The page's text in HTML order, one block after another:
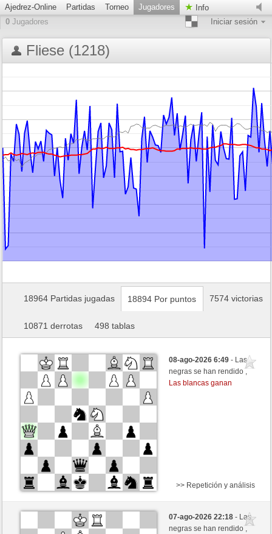
Ajedrez-Online Partidas Torneo Jugadores
Info
0 Jugadores Iniciar sesión
Fliese (1218)
18964 Partidas jugadas 18894 Por puntos 7574 victorias
10871 derrotas 498 tablas
08-ago-2026 6:49- Las
negras se han rendido ,
Las blancas ganan
Blancas
tanstein (1287) (+13)
Fliese (1231) (-13)
>> Repetición y análisis
07-ago-2026 22:18- Las
negras se han rendido ,